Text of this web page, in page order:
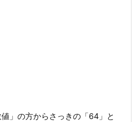
」の方からさっきの「64」と